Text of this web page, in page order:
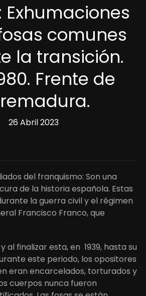
Exhumaciones
comunes
la transición.
Frente de
26 Abril 2023
del franquismo: Son una
de la historia española. Estas
la guerra civil y el régimen
Francisco Franco, que
al finalizar esta, en 1939, hasta su
este periodo, los opositores
eran encarcelados, torturados y
cuerpos nunca fueron